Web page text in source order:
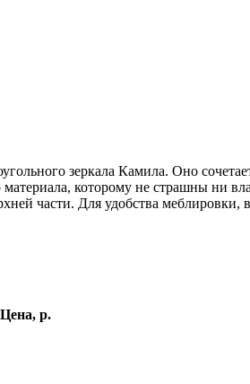
зеркала Камила. Оно
которому не страшны ни
части. Для удобства меблировки,
Цена, р.